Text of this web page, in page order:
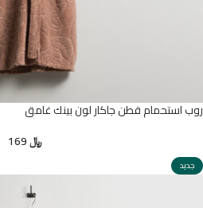
روب استحمام قطن جاكار لون بينك غامق
﷼
جديد